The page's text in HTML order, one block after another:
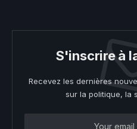
S'inscrire à
Recevez les dernières
sur la politique, la